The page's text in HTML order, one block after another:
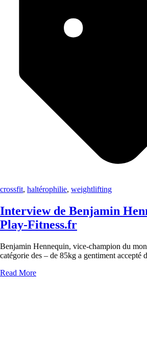
crossfit, haltérophilie, weightlifting
Interview de Benjamin
Play-Fitness.fr
Benjamin Hennequin, vice-champion du
catégorie des – de 85kg a gentiment accepté
Read More